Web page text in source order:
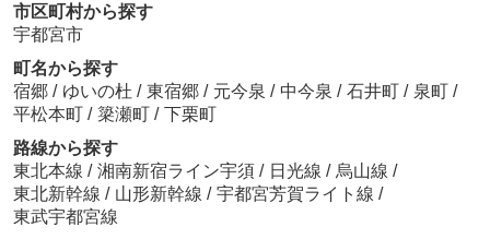
市区町村から探す
宇都宮市
町名から探す
宿郷 / ゆいの杜 / 東宿郷 / 元今泉 / 中今泉 / 石井町 / 泉町 /
平松本町 / 簗瀬町 / 下栗町
路線から探す
東北本線 / 湘南新宿ライン宇須 / 日光線 / 烏山線 /
東北新幹線 / 山形新幹線 / 宇都宮芳賀ライト線 /
東武宇都宮線